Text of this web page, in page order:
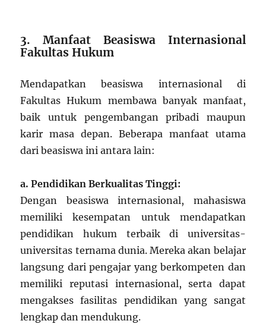
3. Manfaat Beasiswa Internasional
Fakultas Hukum
Mendapatkan beasiswa internasional di
Fakultas Hukum membawa banyak manfaat,
baik untuk pengembangan pribadi maupun
karir masa depan. Beberapa manfaat utama
dari beasiswa ini antara lain:
a. Pendidikan Berkualitas Tinggi:
Dengan beasiswa internasional, mahasiswa
memiliki kesempatan untuk mendapatkan
pendidikan hukum terbaik di universitas-
universitas ternama dunia. Mereka akan belajar
langsung dari pengajar yang berkompeten dan
memiliki reputasi internasional, serta dapat
mengakses fasilitas pendidikan yang sangat
lengkap dan mendukung.